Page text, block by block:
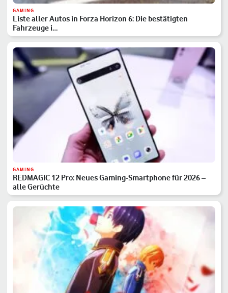
GAMING
Liste aller Autos in Forza Horizon 6: Die bestätigten
Fahrzeuge i…
GAMING
REDMAGIC 12 Pro: Neues Gaming-Smartphone für 2026 –
alle Gerüchte